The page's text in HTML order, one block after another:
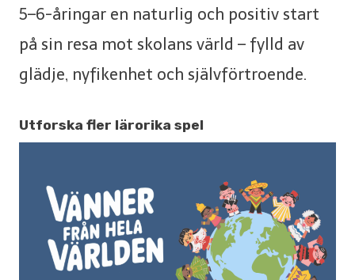
5–6-åringar en naturlig och positiv start
på sin resa mot skolans värld – fylld av
glädje, nyfikenhet och självförtroende.
Utforska fler lärorika spel